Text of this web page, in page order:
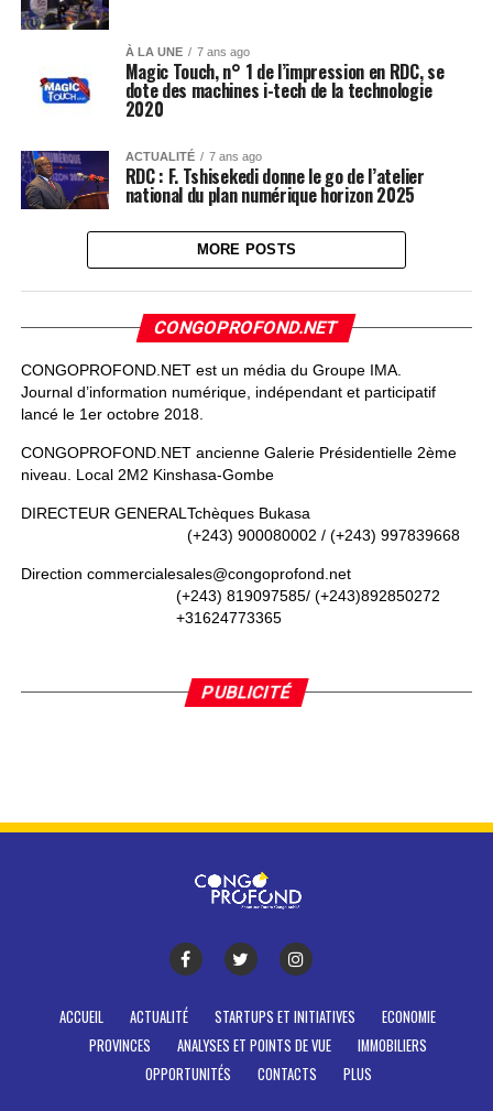
À LA UNE 7 ans ago
Magic Touch, n° 1 de l’impression en RDC, se
dote des machines i-tech de la technologie
2020
ACTUALITÉ 7 ans ago
RDC : F. Tshisekedi donne le go de l’atelier
national du plan numérique horizon 2025
MORE POSTS
CONGOPROFOND.NET
CONGOPROFOND.NET est un média du Groupe IMA.
Journal d’information numérique, indépendant et participatif
lancé le 1er octobre 2018.
CONGOPROFOND.NET ancienne Galerie Présidentielle 2ème
niveau. Local 2M2 Kinshasa-Gombe
DIRECTEUR GENERALTchèques Bukasa
(+243) 900080002 / (+243) 997839668
Direction commercialesales@congoprofond.net
(+243) 819097585/ (+243)892850272
+31624773365
PUBLICITÉ
ACCUEIL ACTUALITÉ STARTUPS ET INITIATIVES
ECONOMIE
PROVINCES
ANALYSES ET POINTS DE VUE
IMMOBILIERS
OPPORTUNITÉS
CONTACTS PLUS